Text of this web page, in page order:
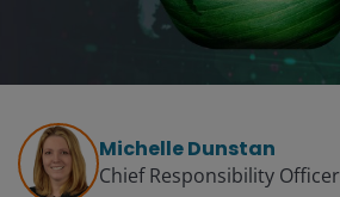
Michelle Dunstan
Chief Responsibility Officer